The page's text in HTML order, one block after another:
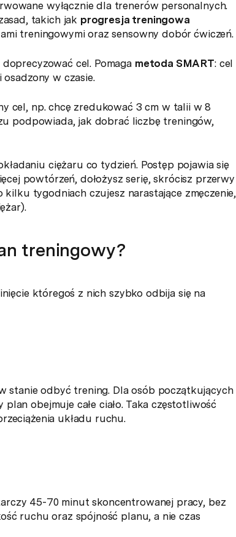
wyłącznie dla trenerów personalnych.
takich jak progresja treningowa
treningowymi oraz sensowny dobór ćwiczeń.
cel. Pomaga metoda SMART: cel
w czasie.
cel, np. chcę zredukować 3 cm w talii w 8
podpowiada, jak dobrać liczbę treningów,
ciężaru co tydzień. Postęp pojawia się
powtórzeń, dołożysz serię, skrócisz przerwy
tygodniach czujesz narastające zmęczenie,
treningowy?
któregoś z nich szybko odbija się na
stanie odbyć trening. Dla osób początkujących
obejmuje całe ciało. Taka częstotliwość
układu ruchu.
45-70 minut skoncentrowanej pracy, bez
ruchu oraz spójność planu, a nie czas